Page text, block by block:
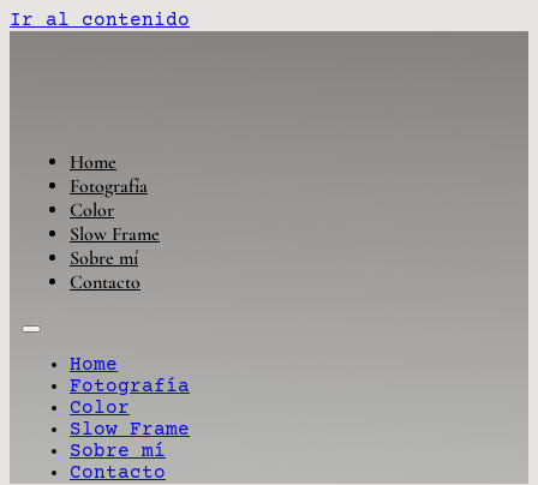
Ir al contenido
Home
Fotografía
Color
Slow Frame
Sobre mí
Contacto
Home
Fotografía
Color
Slow Frame
Sobre mí
Contacto